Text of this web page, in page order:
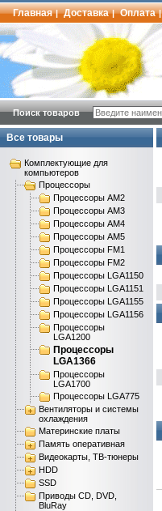
Главная | Доставка | Оплата |
Поиск товаров
Все товары
Комплектующие для
компьютеров
Процессоры
Процессоры AM2
Процессоры AM3
Процессоры AM4
Процессоры AM5
Процессоры FM1
Процессоры FM2
Процессоры LGA1150
Процессоры LGA1151
Процессоры LGA1155
Процессоры LGA1156
Процессоры
LGA1200
Процессоры
LGA1366
Процессоры
LGA1700
Процессоры LGA775
Вентиляторы и системы
охлаждения
Материнские платы
Память оперативная
Видеокарты, ТВ-тюнеры
HDD
SSD
Приводы CD, DVD,
BluRay